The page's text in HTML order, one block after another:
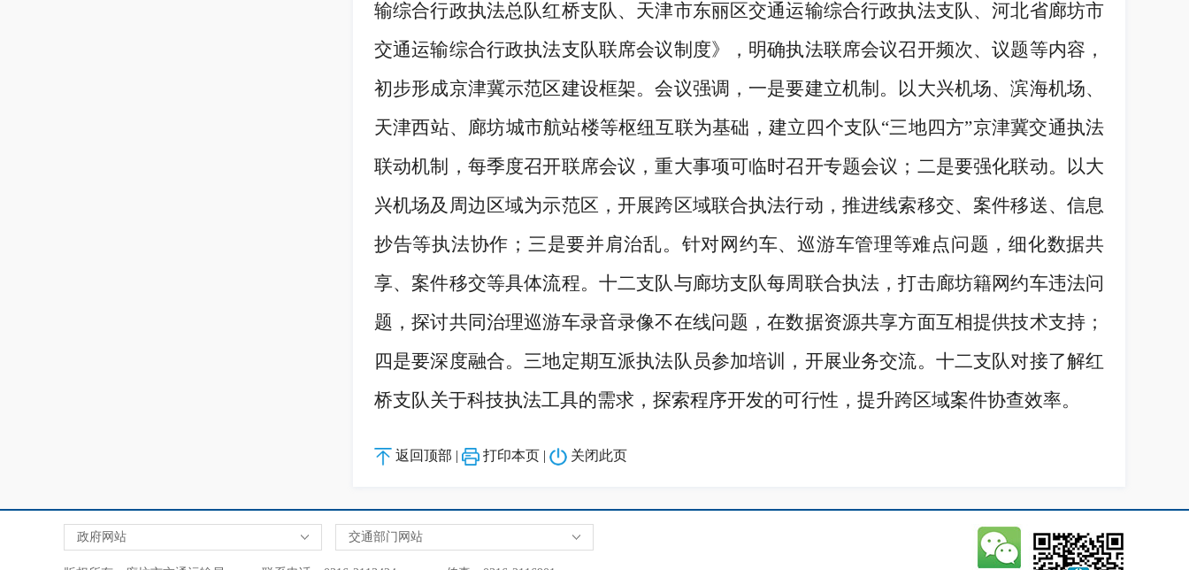
输综合行政执法总队红桥支队、天津市东丽区交通运输综合行政执法支队、河北省廊坊市
交通运输综合行政执法支队联席会议制度》，明确执法联席会议召开频次、议题等内容，
初步形成京津冀示范区建设框架。会议强调，一是要建立机制。以大兴机场、滨海机场、
天津西站、廊坊城市航站楼等枢纽互联为基础，建立四个支队“三地四方”京津冀交通执法
联动机制，每季度召开联席会议，重大事项可临时召开专题会议；二是要强化联动。以大
兴机场及周边区域为示范区，开展跨区域联合执法行动，推进线索移交、案件移送、信息
抄告等执法协作；三是要并肩治乱。针对网约车、巡游车管理等难点问题，细化数据共
享、案件移交等具体流程。十二支队与廊坊支队每周联合执法，打击廊坊籍网约车违法问
题，探讨共同治理巡游车录音录像不在线问题，在数据资源共享方面互相提供技术支持；
四是要深度融合。三地定期互派执法队员参加培训，开展业务交流。十二支队对接了解红
桥支队关于科技执法工具的需求，探索程序开发的可行性，提升跨区域案件协查效率。
返回顶部 | 打印本页 | 关闭此页
政府网站 交通部门网站